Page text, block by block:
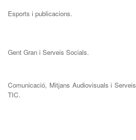
Esports i publicacions.
Gent Gran i Serveis Socials.
Comunicació, Mitjans Audiovisuals i Serveis
TIC.